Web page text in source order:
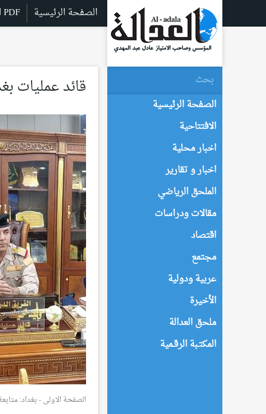
الصفحة الرئيسية العدالة PDF
قائد عمليات
الصفحة الاولى-بغداد: متابعة
الصفحة الرئيسية
الافتتاحية
اخبار محلية
اخبار و تقارير
الملحق الرياضي
مقالات ودراسات
اقتصاد
مجتمع
عربية ودولية
الأخيرة
ملحق العدالة
المكتـبة الرقـمية